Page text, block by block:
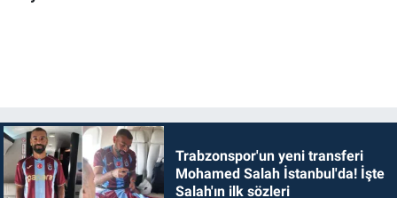
Trabzonspor'un yeni transferi
Mohamed Salah İstanbul'da! İşte
Salah'ın ilk sözleri